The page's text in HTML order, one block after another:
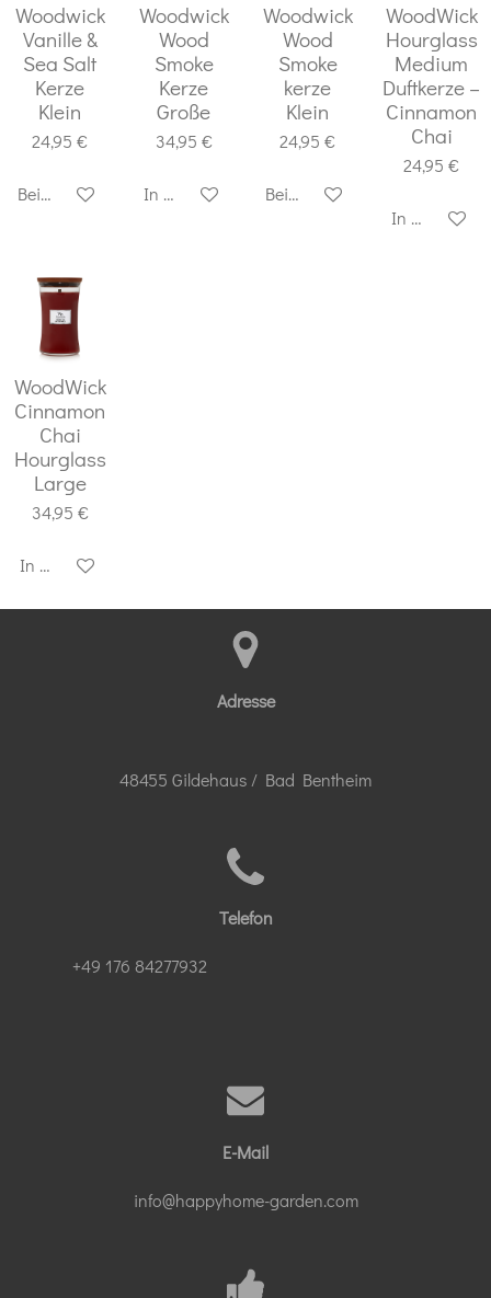
Woodwick
Vanille &
Sea Salt
Kerze
Klein
24,95 €
Bei Verfügbarkeit benachrichtigen
Woodwick
Wood
Smoke
Kerze
Große
34,95 €
In den Warenkorb
Woodwick
Wood
Smoke
kerze
Klein
24,95 €
Bei Verfügbarkeit
WoodWick
Hourglass
Medium
Duftkerze –
Cinnamon
Chai
24,95 €
In den
WoodWick
Cinnamon
Chai
Hourglass
Large
34,95 €
In den Warenkorb
Adresse
48455 Gildehaus / Bad Bentheim
Telefon
+49 176 84277932
E-Mail
info@happyhome-garden.com